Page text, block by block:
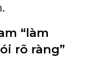
“làm
rõ ràng”